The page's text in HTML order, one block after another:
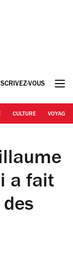
VOUS
CULTURE VOYAGE
a fait